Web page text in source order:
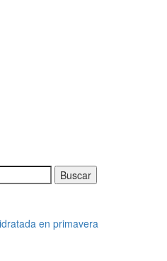
ocio, viajes, motor, tecnología,
ocio, viajes, motor, tecnología,
en primavera